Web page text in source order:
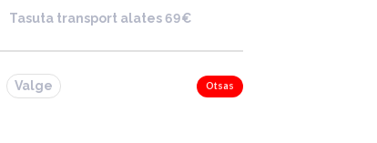
Tasuta transport alates 69€
Valge Otsas